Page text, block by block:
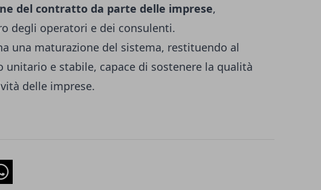
del contratto da parte delle imprese,
degli operatori e dei consulenti.
una maturazione del sistema, restituendo al
e stabile, capace di sostenere la qualità
delle imprese.